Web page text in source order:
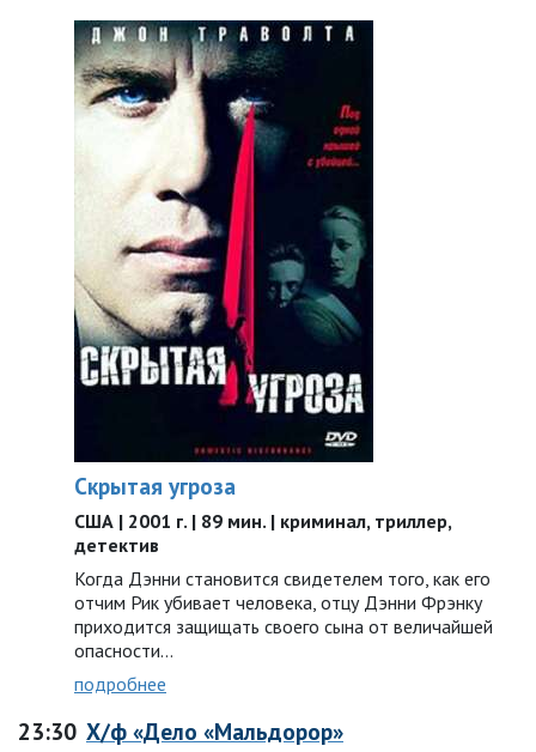
Скрытая угроза
США | 2001 г. | 89 мин. | криминал, триллер,
детектив
Когда Дэнни становится свидетелем того, как его
отчим Рик убивает человека, отцу Дэнни Фрэнку
приходится защищать своего сына от величайшей
опасности…
подробнее
23:30 Х/ф «Дело «Мальдорор»